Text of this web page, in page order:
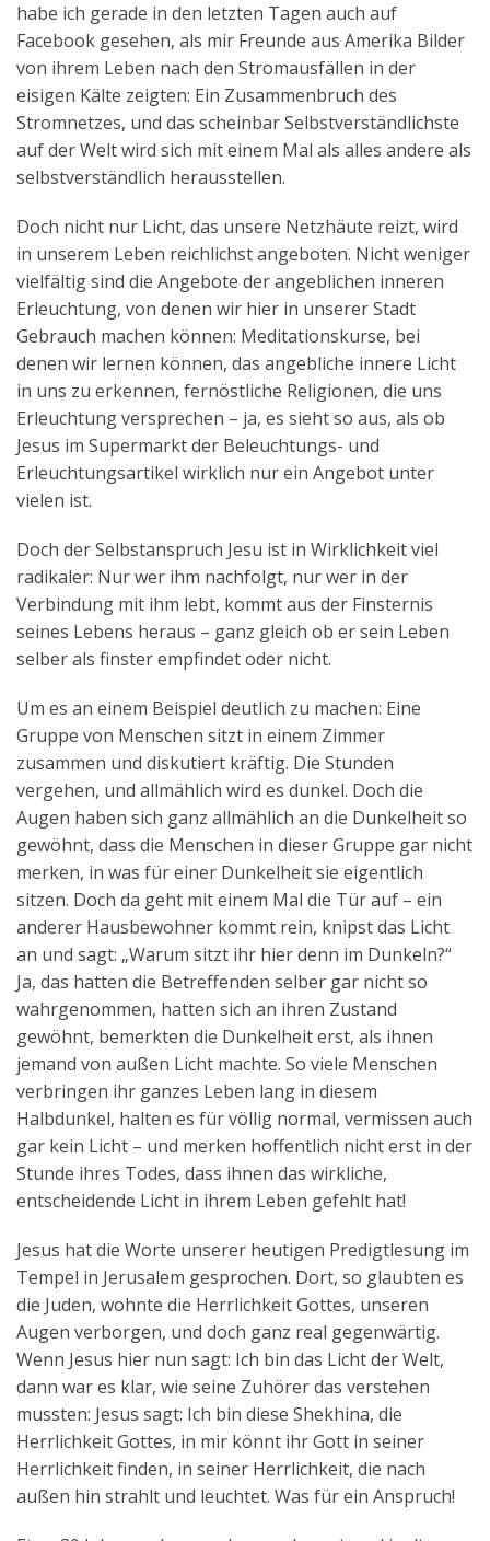
habe ich gerade in den letzten Tagen auch auf
Facebook gesehen, als mir Freunde aus Amerika Bilder
von ihrem Leben nach den Stromausfällen in der
eisigen Kälte zeigten: Ein Zusammenbruch des
Stromnetzes, und das scheinbar Selbstverständlichste
auf der Welt wird sich mit einem Mal als alles andere als
selbstverständlich herausstellen.
Doch nicht nur Licht, das unsere Netzhäute reizt, wird
in unserem Leben reichlichst angeboten. Nicht weniger
vielfältig sind die Angebote der angeblichen inneren
Erleuchtung, von denen wir hier in unserer Stadt
Gebrauch machen können: Meditationskurse, bei
denen wir lernen können, das angebliche innere Licht
in uns zu erkennen, fernöstliche Religionen, die uns
Erleuchtung versprechen – ja, es sieht so aus, als ob
Jesus im Supermarkt der Beleuchtungs- und
Erleuchtungsartikel wirklich nur ein Angebot unter
vielen ist.
Doch der Selbstanspruch Jesu ist in Wirklichkeit viel
radikaler: Nur wer ihm nachfolgt, nur wer in der
Verbindung mit ihm lebt, kommt aus der Finsternis
seines Lebens heraus – ganz gleich ob er sein Leben
selber als finster empfindet oder nicht.
Um es an einem Beispiel deutlich zu machen: Eine
Gruppe von Menschen sitzt in einem Zimmer
zusammen und diskutiert kräftig. Die Stunden
vergehen, und allmählich wird es dunkel. Doch die
Augen haben sich ganz allmählich an die Dunkelheit so
gewöhnt, dass die Menschen in dieser Gruppe gar nicht
merken, in was für einer Dunkelheit sie eigentlich
sitzen. Doch da geht mit einem Mal die Tür auf – ein
anderer Hausbewohner kommt rein, knipst das Licht
an und sagt: „Warum sitzt ihr hier denn im Dunkeln?“
Ja, das hatten die Betreffenden selber gar nicht so
wahrgenommen, hatten sich an ihren Zustand
gewöhnt, bemerkten die Dunkelheit erst, als ihnen
jemand von außen Licht machte. So viele Menschen
verbringen ihr ganzes Leben lang in diesem
Halbdunkel, halten es für völlig normal, vermissen auch
gar kein Licht – und merken hoffentlich nicht erst in der
Stunde ihres Todes, dass ihnen das wirkliche,
entscheidende Licht in ihrem Leben gefehlt hat!
Jesus hat die Worte unserer heutigen Predigtlesung im
Tempel in Jerusalem gesprochen. Dort, so glaubten es
die Juden, wohnte die Herrlichkeit Gottes, unseren
Augen verborgen, und doch ganz real gegenwärtig.
Wenn Jesus hier nun sagt: Ich bin das Licht der Welt,
dann war es klar, wie seine Zuhörer das verstehen
mussten: Jesus sagt: Ich bin diese Shekhina, die
Herrlichkeit Gottes, in mir könnt ihr Gott in seiner
Herrlichkeit finden, in seiner Herrlichkeit, die nach
außen hin strahlt und leuchtet. Was für ein Anspruch!